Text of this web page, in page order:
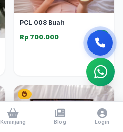
PCL 008 Buah
Rp 700.000
Keranjang Blog Login